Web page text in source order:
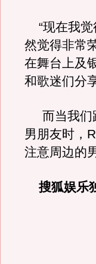
“现在我觉
然觉得非常
在舞台上及
和歌迷们分
而当我们
男朋友时，
注意周边的
搜狐娱乐